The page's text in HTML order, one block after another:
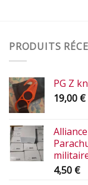
PRODUITS
PG Z
19,00 €
4,50 €